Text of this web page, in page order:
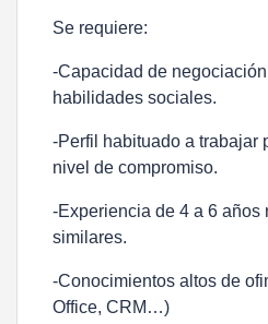
Se requiere:
-Capacidad de
habilidades sociales.
-Perfil habituado a trabajar
nivel de compromiso.
-Experiencia de 4 a 6 años
similares.
-Conocimientos altos de
Office, CRM…)